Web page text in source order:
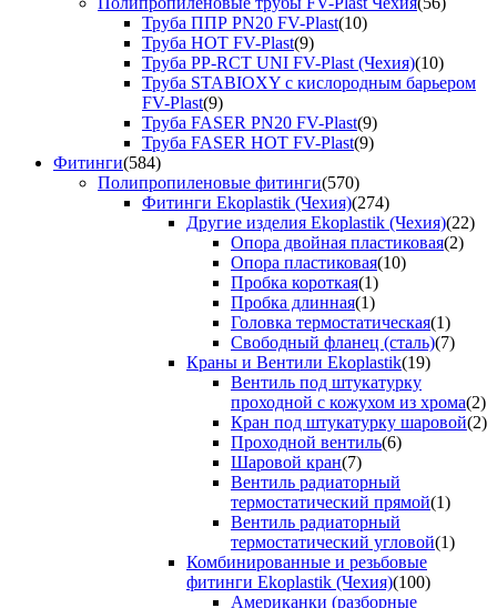
Труба ППР PN20 FV-Plast(10)
Труба HOT FV-Plast(9)
Труба PP-RCT UNI FV-Plast (Чехия)(10)
Труба STABIOXY с кислородным барьером
FV-Plast(9)
Труба FASER PN20 FV-Plast(9)
Труба FASER HOT FV-Plast(9)
Фитинги(584)
Полипропиленовые фитинги(570)
Фитинги Ekoplastik (Чехия)(274)
Другие изделия Ekoplastik (Чехия)(22)
Опора двойная пластиковая(2)
Опора пластиковая(10)
Пробка короткая(1)
Пробка длинная(1)
Головка термостатическая(1)
Свободный фланец (сталь)(7)
Краны и Вентили Ekoplastik(19)
Вентиль под штукатурку
проходной с кожухом из хрома(2)
Кран под штукатурку шаровой(2)
Проходной вентиль(6)
Шаровой кран(7)
Вентиль радиаторный
термостатический прямой(1)
Вентиль радиаторный
термостатический угловой(1)
Комбинированные и резьбовые
фитинги Ekoplastik (Чехия)(100)
Американки (разборные